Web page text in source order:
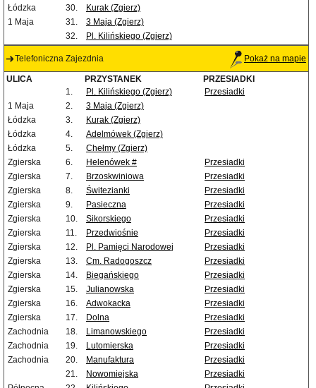
Łódzka
30.
Kurak (Zgierz)
1 Maja
31.
3 Maja (Zgierz)
32.
Pl. Kilińskiego (Zgierz)
Telefoniczna Zajezdnia Pokaż na mapie
ULICA PRZYSTANEK
PRZESIADKI
1.
Pl. Kilińskiego (Zgierz)
Przesiadki
1 Maja
2.
3 Maja (Zgierz)
Łódzka
3.
Kurak (Zgierz)
Łódzka
4.
Adelmówek (Zgierz)
Łódzka
5.
Chełmy (Zgierz)
Zgierska
6. Helenówek #
Przesiadki
Zgierska
7. Brzoskwiniowa
Przesiadki
Zgierska
8. Świtezianki
Przesiadki
Zgierska
9. Pasieczna
Przesiadki
Zgierska
10. Sikorskiego
Przesiadki
Zgierska
11. Przedwiośnie
Przesiadki
Zgierska
12. Pl. Pamięci Narodowej
Przesiadki
Zgierska
13. Cm. Radogoszcz
Przesiadki
Zgierska
14. Biegańskiego
Przesiadki
Zgierska
15. Julianowska
Przesiadki
Zgierska
16. Adwokacka
Przesiadki
Zgierska
17. Dolna
Przesiadki
Zachodnia
18. Limanowskiego
Przesiadki
Zachodnia
19. Lutomierska
Przesiadki
Zachodnia
20. Manufaktura
Przesiadki
21.
Nowomiejska
Przesiadki